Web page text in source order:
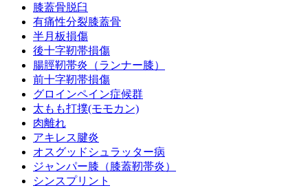
膝蓋骨脱臼
有痛性分裂膝蓋骨
半月板損傷
後十字靭帯損傷
腸脛靭帯炎（ランナー膝）
前十字靭帯損傷
グロインペイン症候群
太もも打撲(モモカン)
肉離れ
アキレス腱炎
オスグッドシュラッター病
ジャンパー膝（膝蓋靭帯炎）
シンスプリント